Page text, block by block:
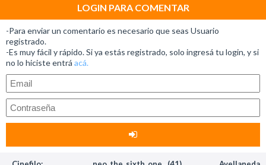
LOGIN PARA COMENTAR
-Para enviar un comentario es necesario que seas Usuario
registrado.
-Es muy fácil y rápido. Si ya estás registrado, solo ingresá tu login, y si
no lo hiciste entrá acá.